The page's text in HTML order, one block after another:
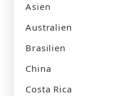
Asien
Australien
Brasilien
China
Costa Rica